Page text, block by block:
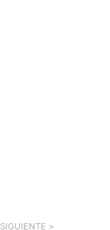
SIGUIENTE >